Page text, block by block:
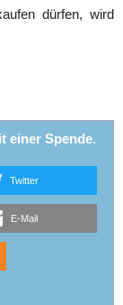
dürfen, wird
einer Spende.
Twitter
E-Mail